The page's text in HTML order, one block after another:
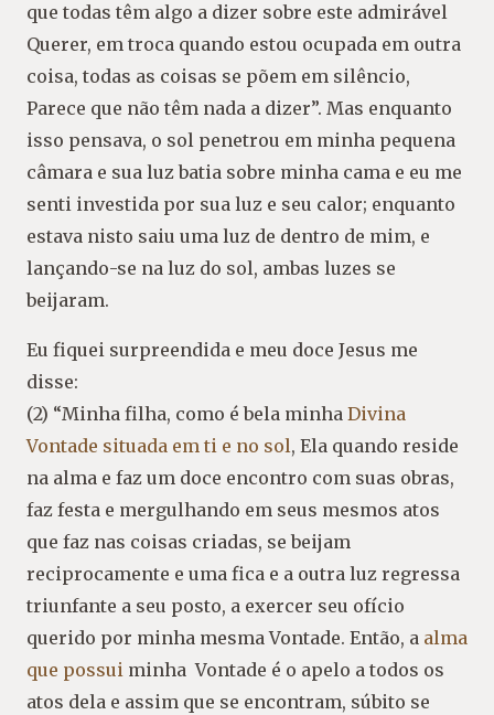
que todas têm algo a dizer sobre este admirável
Querer, em troca quando estou ocupada em outra
coisa, todas as coisas se põem em silêncio,
Parece que não têm nada a dizer”. Mas enquanto
isso pensava, o sol penetrou em minha pequena
câmara e sua luz batia sobre minha cama e eu me
senti investida por sua luz e seu calor; enquanto
estava nisto saiu uma luz de dentro de mim, e
lançando-se na luz do sol, ambas luzes se
beijaram.
Eu fiquei surpreendida e meu doce Jesus me
disse:
(2) “Minha filha, como é bela minha Divina
Vontade situada em ti e no sol, Ela quando reside
na alma e faz um doce encontro com suas obras,
faz festa e mergulhando em seus mesmos atos
que faz nas coisas criadas, se beijam
reciprocamente e uma fica e a outra luz regressa
triunfante a seu posto, a exercer seu ofício
querido por minha mesma Vontade. Então, a alma
que possui minha Vontade é o apelo a todos os
atos dela e assim que se encontram, súbito se